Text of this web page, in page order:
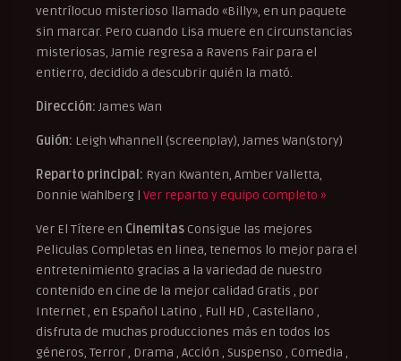
ventrílocuo misterioso llamado «Billy», en un paquete
sin marcar. Pero cuando Lisa muere en circunstancias
misteriosas, Jamie regresa a Ravens Fair para el
entierro, decidido a descubrir quién la mató.
Dirección: James Wan
Guión: Leigh Whannell (screenplay), James Wan(story)
Reparto principal: Ryan Kwanten, Amber Valletta,
Donnie Wahlberg | Ver reparto y equipo completo »
Ver El Títere en Cinemitas Consigue las mejores
Peliculas Completas en linea, tenemos lo mejor para el
entretenimiento gracias a la variedad de nuestro
contenido en cine de la mejor calidad Gratis , por
Internet , en Español Latino , Full HD , Castellano ,
disfruta de muchas producciones más en todos los
géneros, Terror , Drama , Acción , Suspenso , Comedia ,